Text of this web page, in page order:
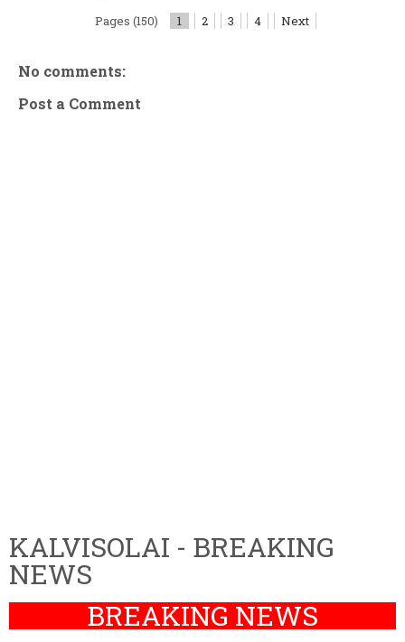
Pages (150) 1 2 3 4 Next
No comments:
Post a Comment
KALVISOLAI - BREAKING
NEWS
BREAKING NEWS